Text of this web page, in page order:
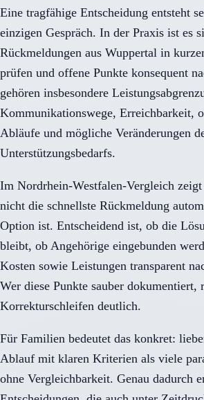
Eine tragfähige Entscheidung entsteht
einzigen Gespräch. In der Praxis ist es
Rückmeldungen aus Wuppertal in
prüfen und offene Punkte konsequent
gehören insbesondere
Kommunikationswege, Erreichbarkeit,
Abläufe und mögliche Veränderungen
Unterstützungsbedarfs.
Im Nordrhein-Westfalen-Vergleich
nicht die schnellste Rückmeldung
Option ist. Entscheidend ist, ob die
bleibt, ob Angehörige eingebunden
Kosten sowie Leistungen transparent
Wer diese Punkte sauber dokumentiert,
Korrekturschleifen deutlich.
Für Familien bedeutet das konkret:
Ablauf mit klaren Kriterien als viele
ohne Vergleichbarkeit. Genau dadurch